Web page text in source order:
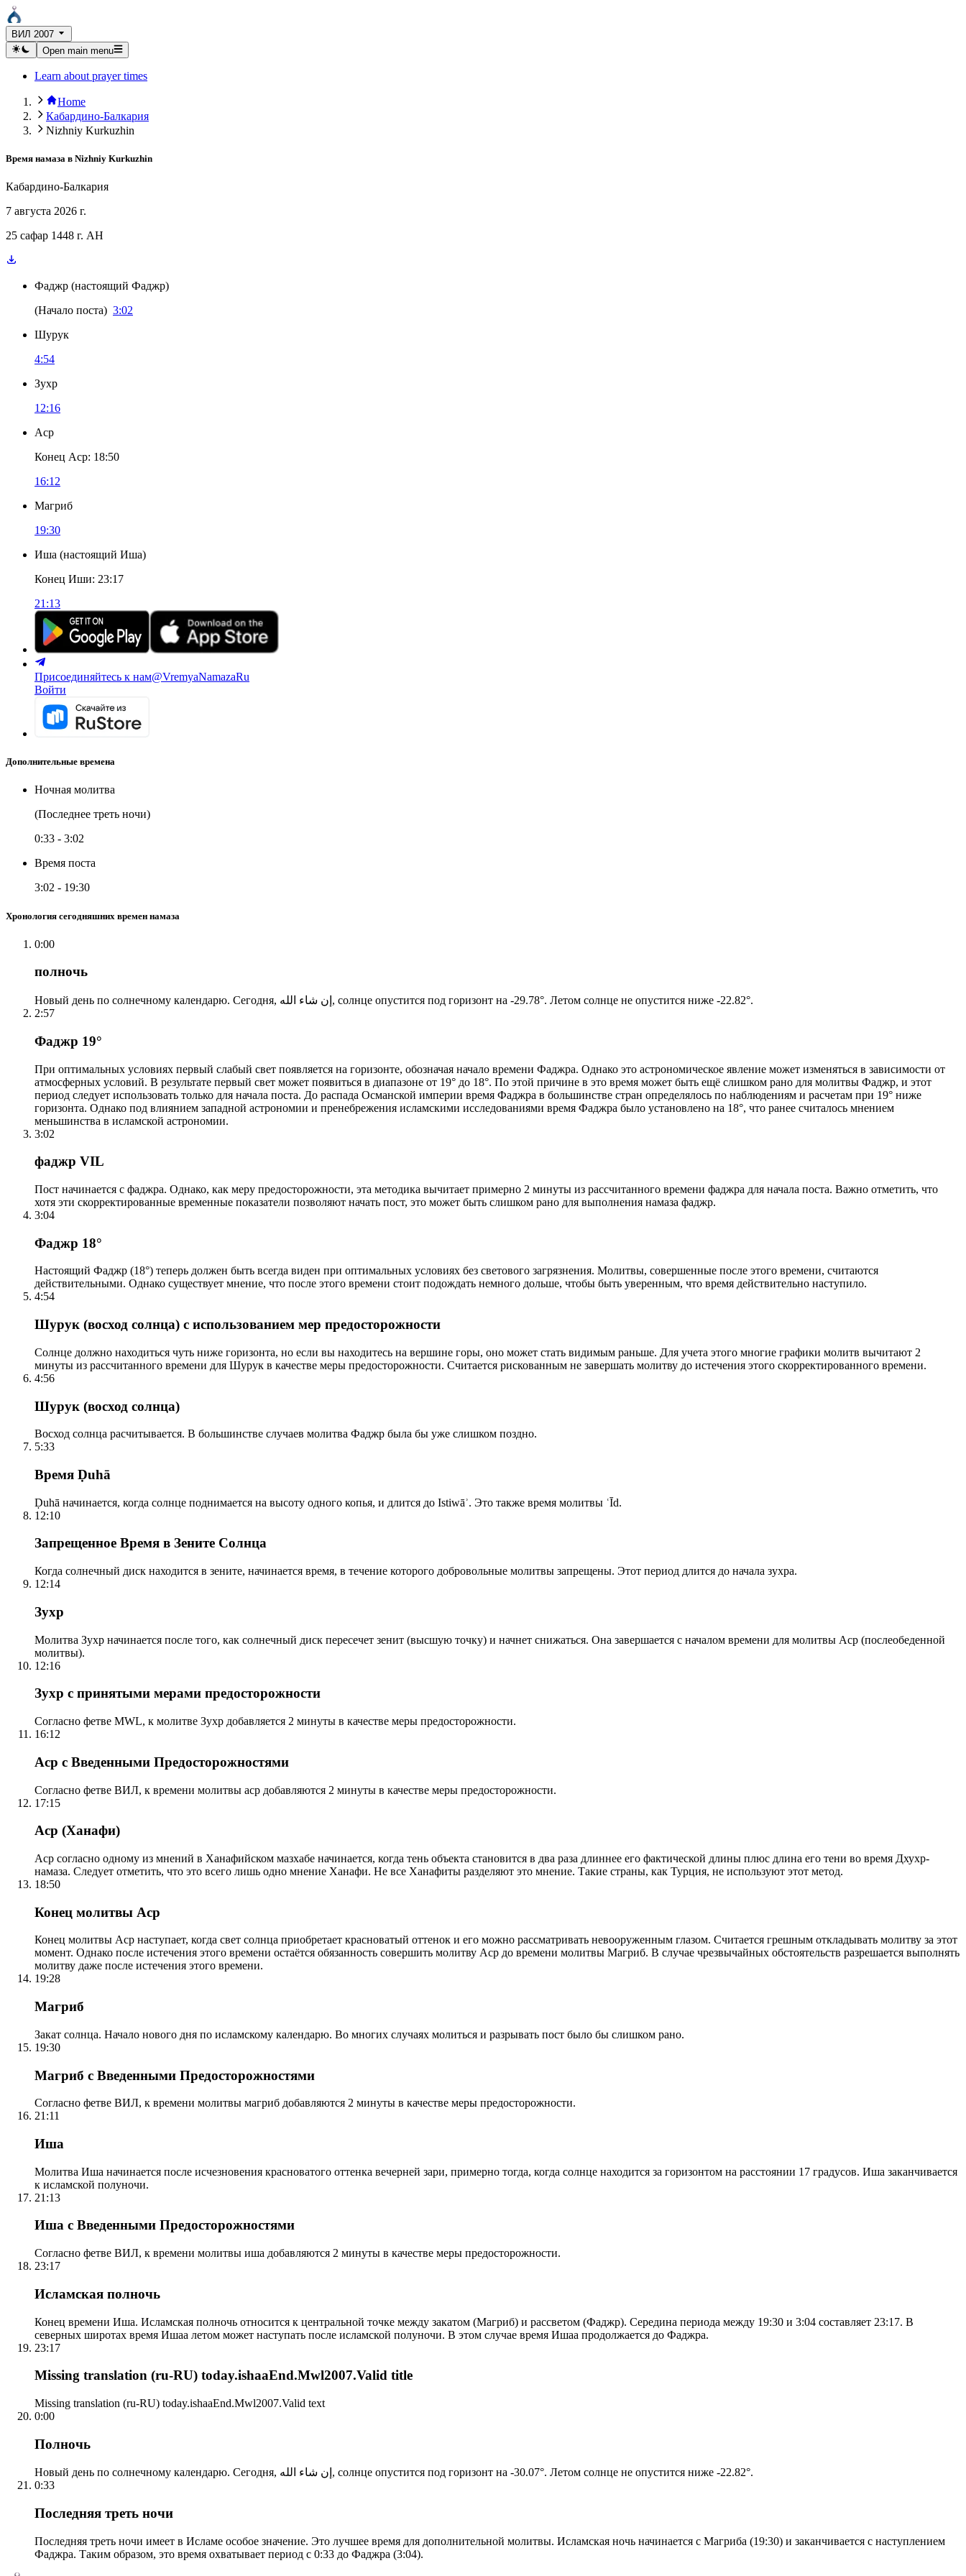
ВИЛ 2007
Open main menu
Learn about prayer times
Home
Кабардино-Балкария
Nizhniy Kurkuzhin
Время намаза в Nizhniy Kurkuzhin
Кабардино-Балкария
7 августа 2026 г.
25 сафар 1448 г. AH
Фаджр (настоящий Фаджр)
(Начало поста) 3:02
Шурук
4:54
Зухр
12:16
Аср
Конец Аср: 18:50
16:12
Магриб
19:30
Иша (настоящий Иша)
Конец Иши: 23:17
21:13
Присоединяйтесь к нам@VremyaNamazaRu
Войти
Дополнительные времена
Ночная молитва
(Последнее треть ночи)
0:33 - 3:02
Время поста
3:02 - 19:30
Хронология сегодняшних времен намаза
0:00
полночь
Новый день по солнечному календарю. Сегодня, إن شاء الله, солнце опустится под горизонт на -29.78°. Летом солнце не опустится ниже -22.82°.
2:57
Фаджр 19°
При оптимальных условиях первый слабый свет появляется на горизонте, обозначая начало времени Фаджра. Однако это астрономическое явление может изменяться в зависимости от
атмосферных условий. В результате первый свет может появиться в диапазоне от 19° до 18°. По этой причине в это время может быть ещё слишком рано для молитвы Фаджр, и этот
период следует использовать только для начала поста. До распада Османской империи время Фаджра в большинстве стран определялось по наблюдениям и расчетам при 19° ниже
горизонта. Однако под влиянием западной астрономии и пренебрежения исламскими исследованиями время Фаджра было установлено на 18°, что ранее считалось мнением
меньшинства в исламской астрономии.
3:02
фаджр VIL
Пост начинается с фаджра. Однако, как меру предосторожности, эта методика вычитает примерно 2 минуты из рассчитанного времени фаджра для начала поста. Важно отметить, что
хотя эти скорректированные временные показатели позволяют начать пост, это может быть слишком рано для выполнения намаза фаджр.
3:04
Фаджр 18°
Настоящий Фаджр (18°) теперь должен быть всегда виден при оптимальных условиях без светового загрязнения. Молитвы, совершенные после этого времени, считаются
действительными. Однако существует мнение, что после этого времени стоит подождать немного дольше, чтобы быть уверенным, что время действительно наступило.
4:54
Шурук (восход солнца) с использованием мер предосторожности
Солнце должно находиться чуть ниже горизонта, но если вы находитесь на вершине горы, оно может стать видимым раньше. Для учета этого многие графики молитв вычитают 2
минуты из рассчитанного времени для Шурук в качестве меры предосторожности. Считается рискованным не завершать молитву до истечения этого скорректированного времени.
4:56
Шурук (восход солнца)
Восход солнца расчитывается. В большинстве случаев молитва Фаджр была бы уже слишком поздно.
5:33
Время Ḍuhā
Ḍuhā начинается, когда солнце поднимается на высоту одного копья, и длится до Istiwāʾ. Это также время молитвы ʿĪd.
12:10
Запрещенное Время в Зените Солнца
Когда солнечный диск находится в зените, начинается время, в течение которого добровольные молитвы запрещены. Этот период длится до начала зухра.
12:14
Зухр
Молитва Зухр начинается после того, как солнечный диск пересечет зенит (высшую точку) и начнет снижаться. Она завершается с началом времени для молитвы Аср (послеобеденной
молитвы).
12:16
Зухр с принятыми мерами предосторожности
Согласно фетве MWL, к молитве Зухр добавляется 2 минуты в качестве меры предосторожности.
16:12
Аср с Введенными Предосторожностями
Согласно фетве ВИЛ, к времени молитвы аср добавляются 2 минуты в качестве меры предосторожности.
17:15
Аср (Ханафи)
Аср согласно одному из мнений в Ханафийском мазхабе начинается, когда тень объекта становится в два раза длиннее его фактической длины плюс длина его тени во время Дхухр-
намаза. Следует отметить, что это всего лишь одно мнение Ханафи. Не все Ханафиты разделяют это мнение. Такие страны, как Турция, не используют этот метод.
18:50
Конец молитвы Аср
Конец молитвы Аср наступает, когда свет солнца приобретает красноватый оттенок и его можно рассматривать невооруженным глазом. Считается грешным откладывать молитву за этот
момент. Однако после истечения этого времени остаётся обязанность совершить молитву Аср до времени молитвы Магриб. В случае чрезвычайных обстоятельств разрешается выполнять
молитву даже после истечения этого времени.
19:28
Магриб
Закат солнца. Начало нового дня по исламскому календарю. Во многих случаях молиться и разрывать пост было бы слишком рано.
19:30
Магриб с Введенными Предосторожностями
Согласно фетве ВИЛ, к времени молитвы магриб добавляются 2 минуты в качестве меры предосторожности.
21:11
Иша
Молитва Иша начинается после исчезновения красноватого оттенка вечерней зари, примерно тогда, когда солнце находится за горизонтом на расстоянии 17 градусов. Иша заканчивается
к исламской полуночи.
21:13
Иша с Введенными Предосторожностями
Согласно фетве ВИЛ, к времени молитвы иша добавляются 2 минуты в качестве меры предосторожности.
23:17
Исламская полночь
Конец времени Иша. Исламская полночь относится к центральной точке между закатом (Магриб) и рассветом (Фаджр). Середина периода между 19:30 и 3:04 составляет 23:17. В
северных широтах время Ишаа летом может наступать после исламской полуночи. В этом случае время Ишаа продолжается до Фаджра.
23:17
Missing translation (ru-RU) today.ishaaEnd.Mwl2007.Valid title
Missing translation (ru-RU) today.ishaaEnd.Mwl2007.Valid text
0:00
Полночь
Новый день по солнечному календарю. Сегодня, إن شاء الله, солнце опустится под горизонт на -30.07°. Летом солнце не опустится ниже -22.82°.
0:33
Последняя треть ночи
Последняя треть ночи имеет в Исламе особое значение. Это лучшее время для дополнительной молитвы. Исламская ночь начинается с Магриба (19:30) и заканчивается с наступлением
Фаджра. Таким образом, это время охватывает период с 0:33 до Фаджра (3:04).